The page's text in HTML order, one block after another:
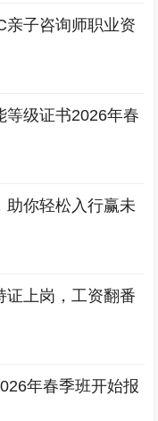
亲子咨询师职业资
等级证书2026年春
助你轻松入行赢未
证上岗，工资翻番
年春季班开始报